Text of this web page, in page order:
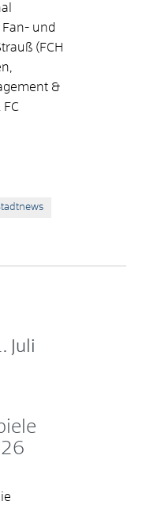
und
(FCH
&
FC
Juli